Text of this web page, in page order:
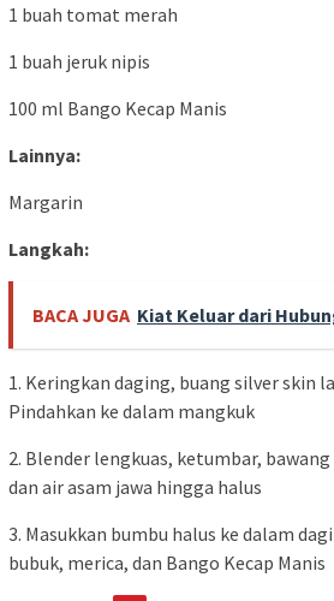
1 buah tomat merah
1 buah jeruk nipis
100 ml Bango Kecap Manis
Lainnya:
Margarin
Langkah:
BACA JUGA Kiat Keluar dari
1. Keringkan daging, buang silver skin
Pindahkan ke dalam mangkuk
2. Blender lengkuas, ketumbar,
dan air asam jawa hingga halus
3. Masukkan bumbu halus ke dalam
bubuk, merica, dan Bango Kecap Manis